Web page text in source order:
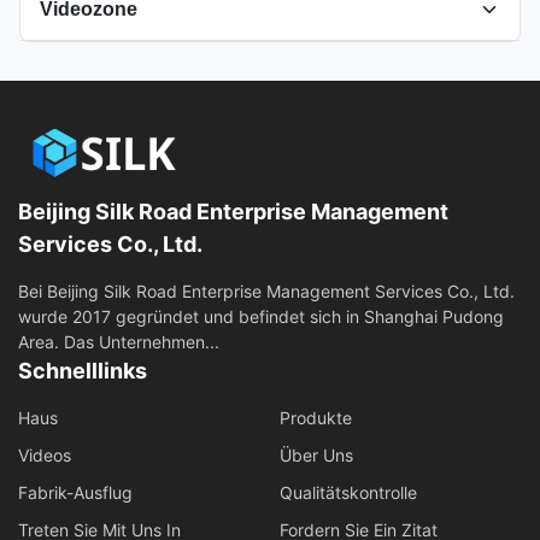
Videozone
Beijing Silk Road Enterprise Management
Services Co., Ltd.
Bei Beijing Silk Road Enterprise Management Services Co., Ltd.
wurde 2017 gegründet und befindet sich in Shanghai Pudong
Area. Das Unternehmen...
Schnelllinks
Haus
Produkte
Videos
Über Uns
Fabrik-Ausflug
Qualitätskontrolle
Treten Sie Mit Uns In
Fordern Sie Ein Zitat